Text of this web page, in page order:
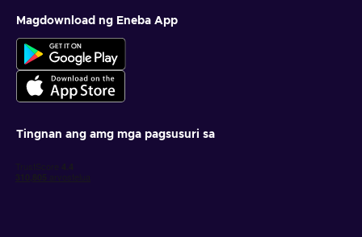
Magdownload ng Eneba App
Tingnan ang amg mga pagsusuri sa